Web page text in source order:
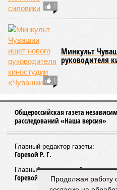
отобранных проб воды в двух
1,9%) были зафиксированы
микробиологическим
блюдо не соответствовало
показателю калорийности.
Все лагеря перед началом
обязательную обработку
грызунов и насекомых.
них организован постоянный
В ходе заседания был также
предложений, направленных
эпидемиологического
и на повышение
оздоровления. В качестве
выделено обеспечение
Продолжая работу